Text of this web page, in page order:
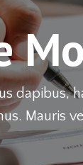
dapibus,
Mauris